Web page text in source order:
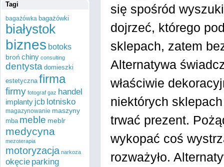
się spośród
dojrzeć, którego
sklepach, zatem
Alternatywa
właściwie
niektórych
trwać prezent.
wykopać coś
rozważyło.
Tagi
bagażówka bagażówki
białystok
biznes botoks
broń chiny consulting
dentysta domieszki
estetyczna firma
firmy fotograf gaz handel
implanty jcb lotnisko
magazynowanie maszyny
mba meble meblr
medycyna
mezoterapia
motoryzacja narkoza
okęcie parking